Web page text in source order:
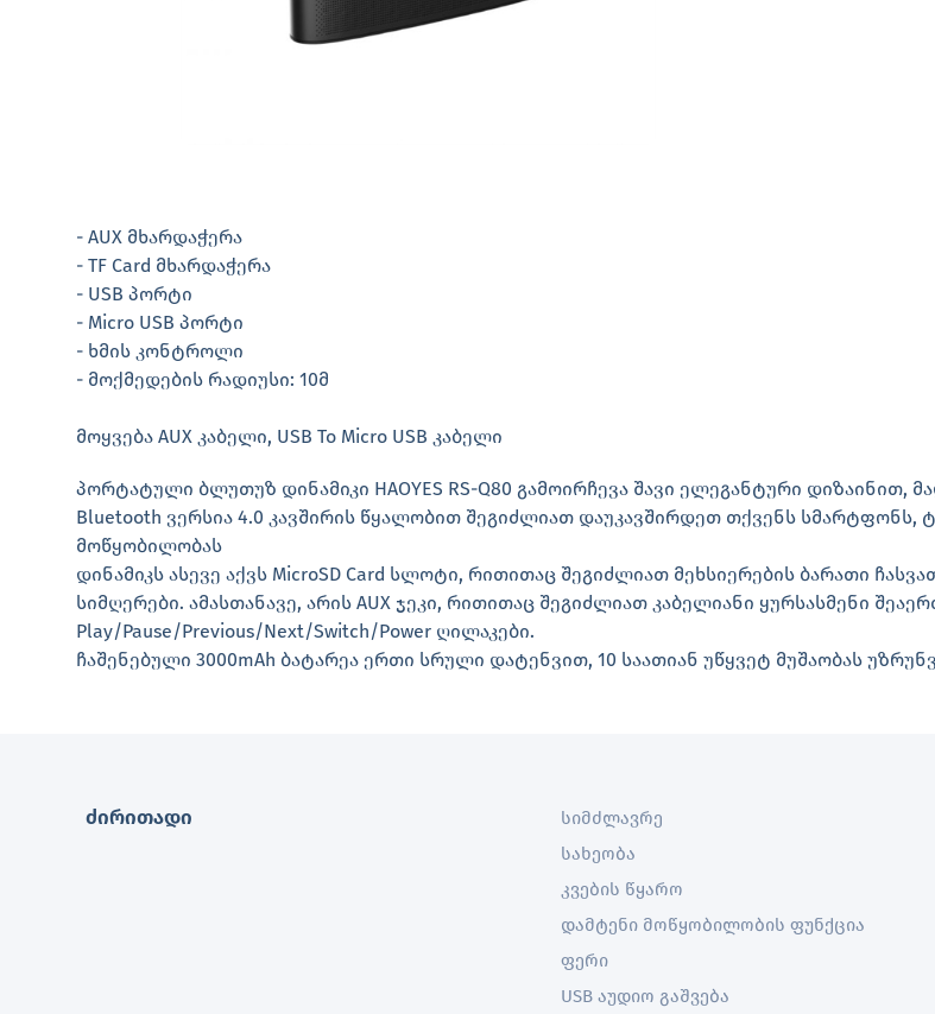
- AUX მხარდაჭერა
- TF Card მხარდაჭერა
- USB პორტი
- Micro USB პორტი
- ხმის კონტროლი
- მოქმედების რადიუსი: 10მ
მოყვება AUX კაბელი, USB To Micro USB კაბელი
პორტატული ბლუთუზ დინამიკი HAOYES RS-Q80 გამოირჩევა შავი ელეგანტური დიზაინით,
Bluetooth ვერსია 4.0 კავშირის წყალობით შეგიძლიათ დაუკავშირდეთ თქვენს
მოწყობილობას
დინამიკს ასევე აქვს MicroSD Card სლოტი, რითითაც შეგიძლიათ მეხსიერების ბარათი
სიმღერები. ამასთანავე, არის AUX ჯეკი, რითითაც შეგიძლიათ კაბელიანი ყურსასმენი
Play/Pause/Previous/Next/Switch/Power ღილაკები.
ჩაშენებული 3000mAh ბატარეა ერთი სრული დატენვით, 10 საათიან უწყვეტ მუშაობას
ძირითადი სიმძლავრე
სახეობა
კვების წყარო
დამტენი მოწყობილობის ფუნქცია
ფერი
USB აუდიო გაშვება